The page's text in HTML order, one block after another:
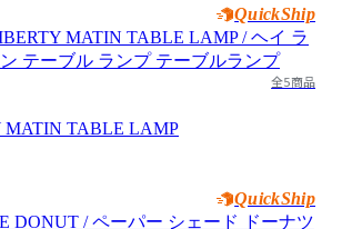
QuickShip
全5商品
MATIN TABLE LAMP
QuickShip